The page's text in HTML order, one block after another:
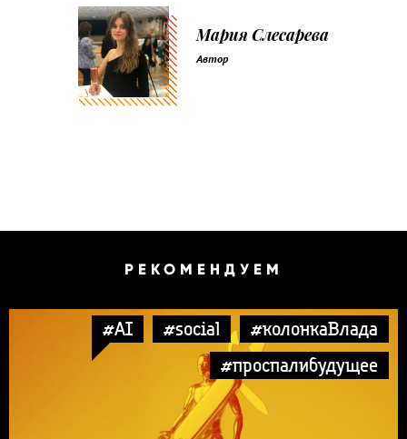
Мария Слесарева
Автор
РЕКОМЕНДУЕМ
#AI #social
#колонкаВлада
#проспалибудущее